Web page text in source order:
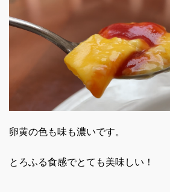
卵黄の色も味も濃いです。
とろふる食感でとても美味しい！